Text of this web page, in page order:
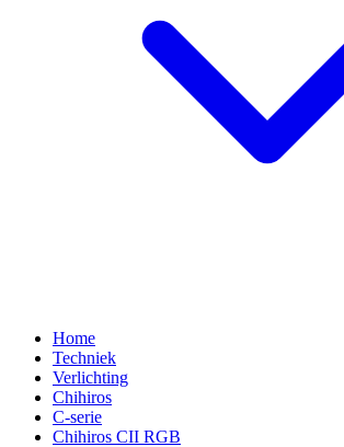
Home
Techniek
Verlichting
Chihiros
C-serie
Chihiros CII RGB